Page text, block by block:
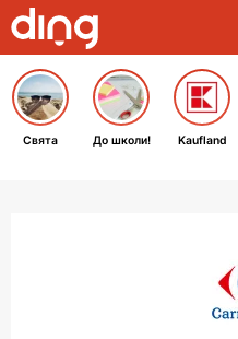
Свята До школи! Kaufland